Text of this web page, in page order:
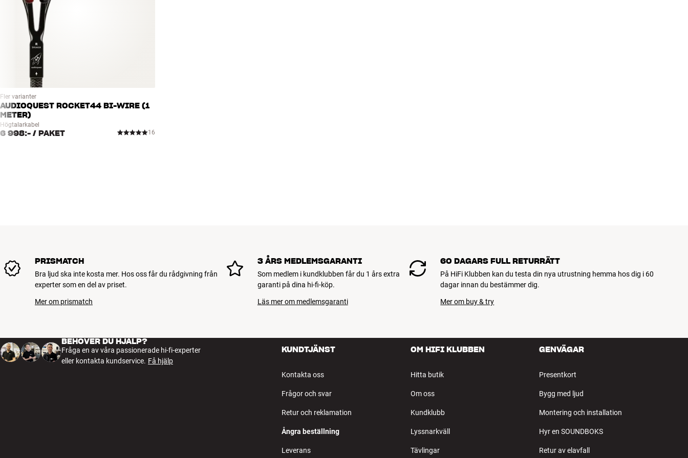
Fler varianter
AUDIOQUEST ROCKET44 BI-WIRE (1
METER)
Högtalarkabel
6 998:- / PAKET 16
PRISMATCH
Bra ljud ska inte kosta mer. Hos oss får du rådgivning från
experter som en del av priset.
Mer om prismatch
3 ÅRS MEDLEMSGARANTI
Som medlem i kundklubben får du 1 års extra
garanti på dina hi-fi-köp.
Läs mer om medlemsgaranti
60 DAGARS FULL RETURRÄTT
På HiFi Klubben kan du testa din nya utrustning hemma hos dig i 60
dagar innan du bestämmer dig.
Mer om buy & try
BEHÖVER DU HJÄLP?
Fråga en av våra passionerade hi-fi-experter
eller kontakta kundservice. Få hjälp
KUNDTJÄNST
Kontakta oss
Frågor och svar
Retur och reklamation
Ångra beställning
Leverans
OM HIFI KLUBBEN
Hitta butik
Om oss
Kundklubb
Lyssnarkväll
Tävlingar
GENVÄGAR
Presentkort
Bygg med ljud
Montering och installation
Hyr en SOUNDBOKS
Retur av elavfall